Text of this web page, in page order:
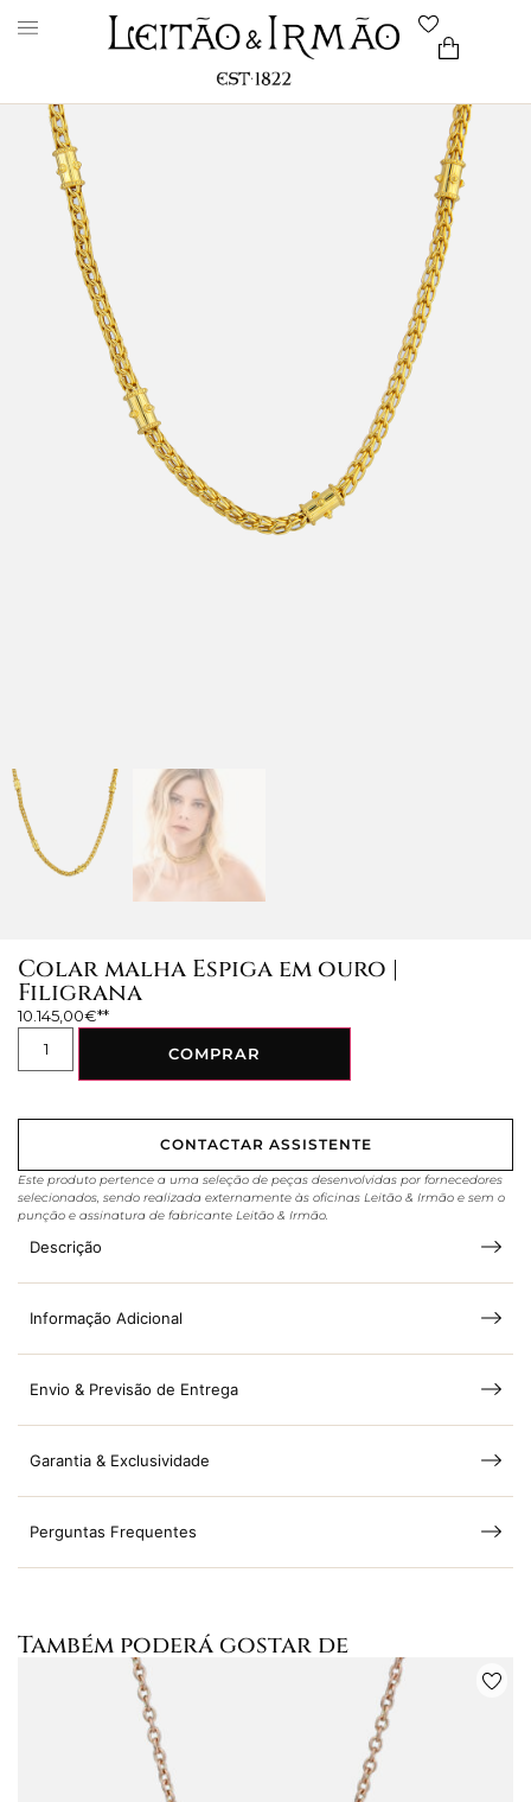
Colar malha Espiga em ouro |
Filigrana
10.145,00€
COMPRAR
CONTACTAR ASSISTENTE
Este produto pertence a uma seleção de peças desenvolvidas por fornecedores
selecionados, sendo realizada externamente às oficinas Leitão & Irmão e sem o
punção e assinatura de fabricante Leitão & Irmão.
Descrição
Informação Adicional
Envio & Previsão de Entrega
Garantia & Exclusividade
Perguntas Frequentes
Também poderá gostar de